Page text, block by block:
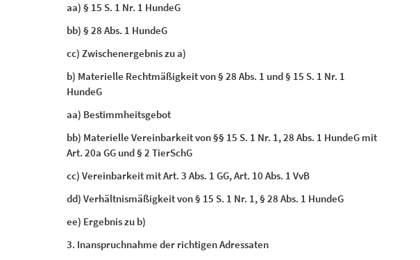
aa) § 15 S. 1 Nr. 1 HundeG
bb) § 28 Abs. 1 HundeG
cc) Zwischenergebnis zu a)
b) Materielle Rechtmäßigkeit von § 28 Abs. 1 und § 15 S. 1 Nr. 1
HundeG
aa) Bestimmheitsgebot
bb) Materielle Vereinbarkeit von §§ 15 S. 1 Nr. 1, 28 Abs. 1 HundeG mit
Art. 20a GG und § 2 TierSchG
cc) Vereinbarkeit mit Art. 3 Abs. 1 GG, Art. 10 Abs. 1 VvB
dd) Verhältnismäßigkeit von § 15 S. 1 Nr. 1, § 28 Abs. 1 HundeG
ee) Ergebnis zu b)
3. Inanspruchnahme der richtigen Adressaten